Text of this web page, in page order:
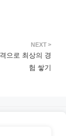
으로 최상의 경
험 쌓기